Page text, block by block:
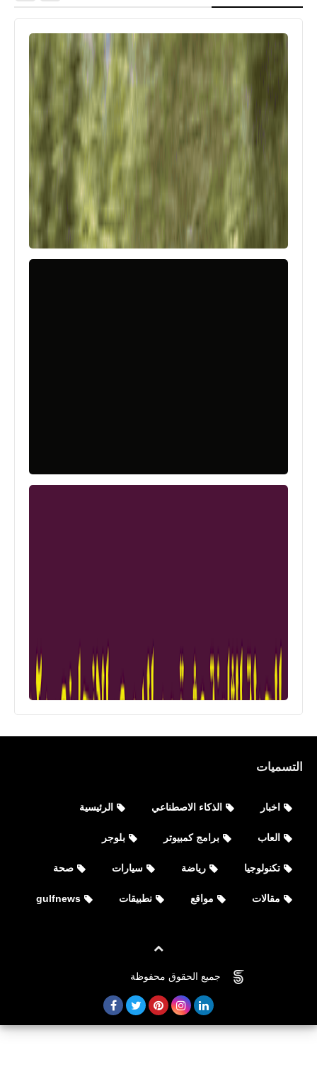
للكمبيوتر ايرون سايت
التسميات
اخبار الذكاء الاصطناعي الرئيسية
العاب برامج كمبيوتر بلوجر
تكنولوجيا رياضة سيارات صحة
مقالات مواقع نطبيقات gulfnews
جميع الحقوق محفوظة